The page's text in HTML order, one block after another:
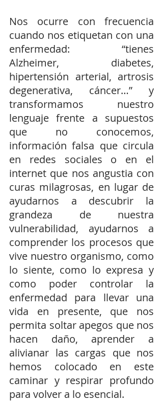
Nos ocurre con frecuencia
cuando nos etiquetan con una
enfermedad: “tienes
Alzheimer, diabetes,
hipertensión arterial, artrosis
degenerativa, cáncer…” y
transformamos nuestro
lenguaje frente a supuestos
que no conocemos,
información falsa que circula
en redes sociales o en el
internet que nos angustia con
curas milagrosas, en lugar de
ayudarnos a descubrir la
grandeza de nuestra
vulnerabilidad, ayudarnos a
comprender los procesos que
vive nuestro organismo, como
lo siente, como lo expresa y
como poder controlar la
enfermedad para llevar una
vida en presente, que nos
permita soltar apegos que nos
hacen daño, aprender a
alivianar las cargas que nos
hemos colocado en este
caminar y respirar profundo
para volver a lo esencial.